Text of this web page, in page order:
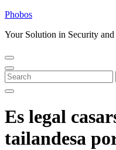
Skip
content
Phobos
Your Solution in Security
Open
Menu
Close
Menu
Search
for:
Es legal
tailandesa